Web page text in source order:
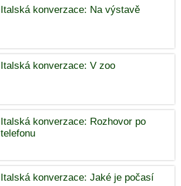
Italská konverzace: Na výstavě
Italská konverzace: V zoo
Italská konverzace: Rozhovor po
telefonu
Italská konverzace: Jaké je počasí